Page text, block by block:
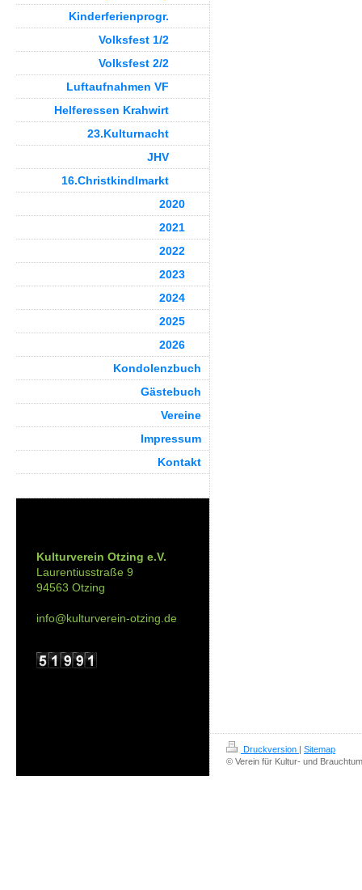
Kinderferienprogr.
Volksfest 1/2
Volksfest 2/2
Luftaufnahmen VF
Helferessen Krahwirt
23.Kulturnacht
JHV
16.Christkindlmarkt
2020
2021
2022
2023
2024
2025
2026
Kondolenzbuch
Gästebuch
Vereine
Impressum
Kontakt
Kulturverein Otzing e.V.
Laurentiusstraße 9
94563 Otzing
info@kulturverein-otzing.de
Druckversion | Sitemap
© Verein für Kultur- und